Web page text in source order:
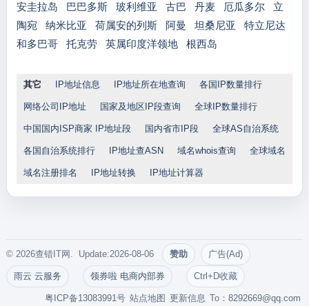
安圭拉岛 巴巴多斯 玻利维亚 古巴 丹麦 厄瓜多尔
立
陶宛
纳米比亚 荷属安的列斯 阿曼 坦桑尼亚
特立尼达
和多巴哥
托克劳 英属印度洋领地 根西岛
其它 IP地址信息 IP地址所在地查询 各国IP数量排行
网络公司IP地址 国家及地区IP段查询 全球IP数量排行
中国国内ISP商家 IP地址段 国内省市IP段 全球AS自治系统
各国自治系统排行 IP地址查ASN 域名whois查询 全球域名
域名注册排名 IP地址转换 IP地址计算器
© 2026查错IT网. Update:2026-08-06 赞助 广告(Ad)
雨云 云服务 领券啦 电商内部券 Ctrl+D收藏
To：8292669@qq.com
更新信息
站点地图
粤ICP备13083991号